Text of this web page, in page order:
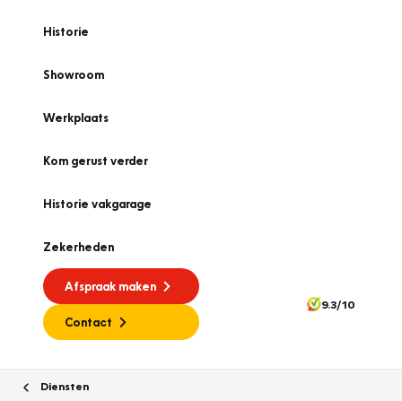
Historie
Showroom
Werkplaats
Kom gerust verder
Historie vakgarage
Zekerheden
Afspraak maken
Contact
9.3/10
Diensten